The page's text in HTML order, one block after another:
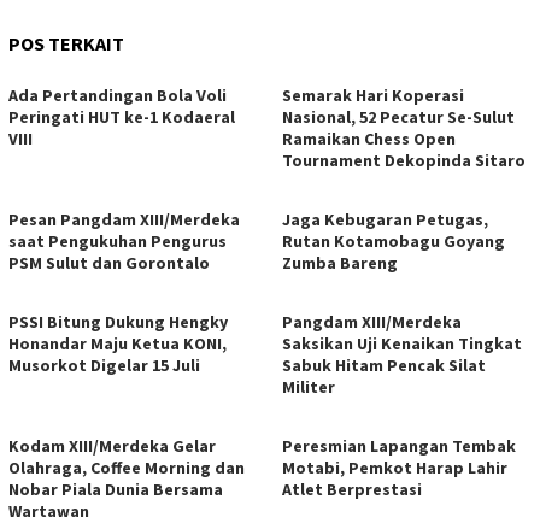
POS TERKAIT
Ada Pertandingan Bola Voli
Peringati HUT ke-1 Kodaeral
VIII
Semarak Hari Koperasi
Nasional, 52 Pecatur Se-Sulut
Ramaikan Chess Open
Tournament Dekopinda Sitaro
Pesan Pangdam XIII/Merdeka
saat Pengukuhan Pengurus
PSM Sulut dan Gorontalo
Jaga Kebugaran Petugas,
Rutan Kotamobagu Goyang
Zumba Bareng
PSSI Bitung Dukung Hengky
Honandar Maju Ketua KONI,
Musorkot Digelar 15 Juli
Pangdam XIII/Merdeka
Saksikan Uji Kenaikan Tingkat
Sabuk Hitam Pencak Silat
Militer
Kodam XIII/Merdeka Gelar
Olahraga, Coffee Morning dan
Nobar Piala Dunia Bersama
Wartawan
Peresmian Lapangan Tembak
Motabi, Pemkot Harap Lahir
Atlet Berprestasi